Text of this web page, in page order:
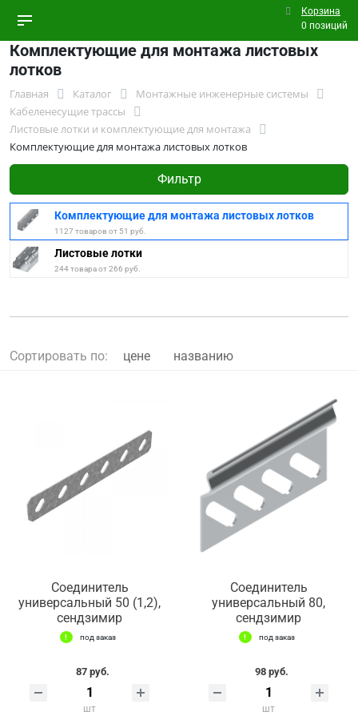
Корзина
0 позиций
Комплектующие для монтажа листовых
лотков
Главная Каталог
Монтажные инженерные системы
Кабеленесущие трассы
Листовые лотки и комплектующие для монтажа
Комплектующие для монтажа листовых лотков
Фильтр
Комплектующие для монтажа листовых лотков
1127 товаров от 51 руб.
Листовые лотки
244 товара от 266 руб.
Сортировать по: цене названию
Соединитель
универсальный 50 (1,2),
сендзимир
под заказ
87 руб.
шт
Соединитель
универсальный 80,
сендзимир
под заказ
98 руб.
шт